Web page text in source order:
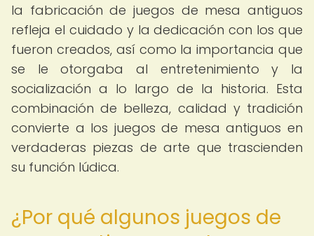
la fabricación de juegos de mesa antiguos
refleja el cuidado y la dedicación con los que
fueron creados, así como la importancia que
se le otorgaba al entretenimiento y la
socialización a lo largo de la historia. Esta
combinación de belleza, calidad y tradición
convierte a los juegos de mesa antiguos en
verdaderas piezas de arte que trascienden
su función lúdica.
¿Por qué algunos juegos de